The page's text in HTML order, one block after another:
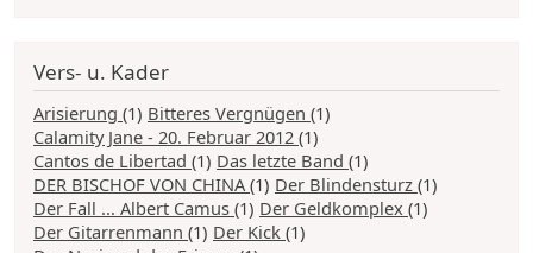
Vers- u. Kader
Arisierung (1) Bitteres Vergnügen (1)
Calamity Jane - 20. Februar 2012 (1)
Cantos de Libertad (1) Das letzte Band (1)
DER BISCHOF VON CHINA(1) Der Blindensturz (1)
Der Fall ... Albert Camus (1) Der Geldkomplex (1)
Der Gitarrenmann (1) Der Kick (1)